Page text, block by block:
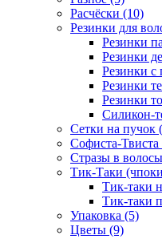
Расчёски (10)
Резинки для
Резинки
Резинки
Резинки с
Резинки
Резинки
Силикон-
Сетки на пучок
Софиста-Твиста
Стразы в
Тик-Таки
Тик-таки
Тик-таки
Упаковка (5)
Цветы (9)